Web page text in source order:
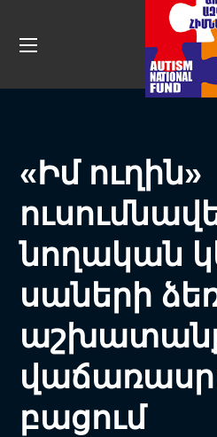
«Իմ ուղին»
նողական
սաների
բացում